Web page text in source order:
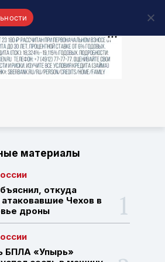
материалы
откуда
атаковавшие Чехов в
дроны
БПЛА «Упырь»